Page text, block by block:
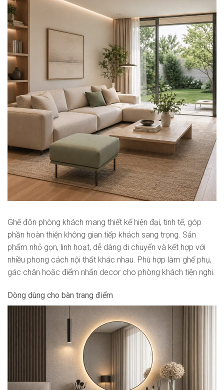
Ghế đôn phòng khách mang thiết kế hiện đại, tinh tế, góp
phần hoàn thiện không gian tiếp khách sang trọng. Sản
phẩm nhỏ gọn, linh hoạt, dễ dàng di chuyển và kết hợp với
nhiều phong cách nội thất khác nhau. Phù hợp làm ghế phụ,
gác chân hoặc điểm nhấn decor cho phòng khách tiện nghi.
Dòng dùng cho bàn trang điểm